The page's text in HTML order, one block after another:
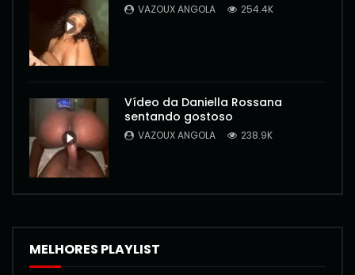
VAZOUX ANGOLA 254.4K
Vídeo da Daniella Rossana
sentando gostoso
VAZOUX ANGOLA 238.9K
MELHORES PLAYLIST